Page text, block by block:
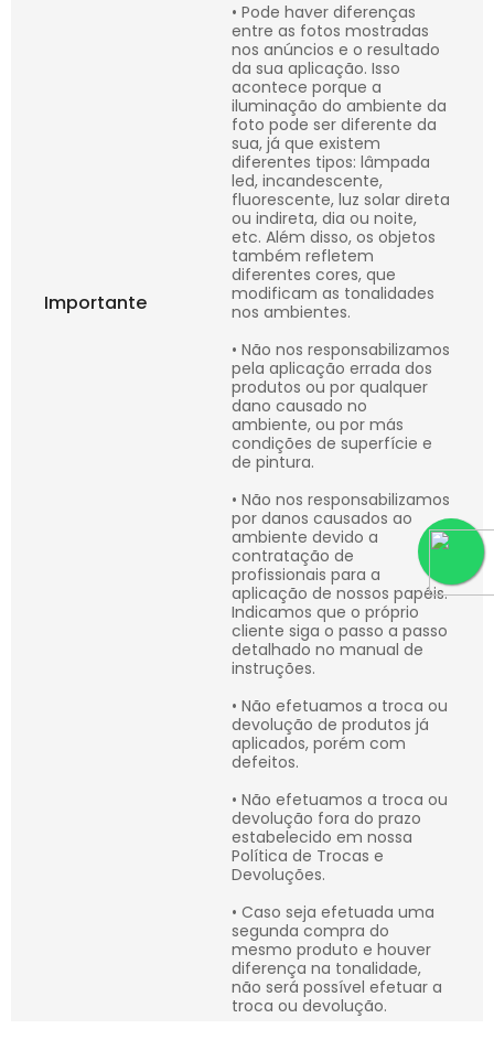
Importante
• Pode haver diferenças
entre as fotos mostradas
nos anúncios e o resultado
da sua aplicação. Isso
acontece porque a
iluminação do ambiente da
foto pode ser diferente da
sua, já que existem
diferentes tipos: lâmpada
led, incandescente,
fluorescente, luz solar direta
ou indireta, dia ou noite,
etc. Além disso, os objetos
também refletem
diferentes cores, que
modificam as tonalidades
nos ambientes.
• Não nos responsabilizamos
pela aplicação errada dos
produtos ou por qualquer
dano causado no
ambiente, ou por más
condições de superfície e
de pintura.
• Não nos responsabilizamos
por danos causados ao
ambiente devido a
contratação de
profissionais para a
aplicação de nossos papéis.
Indicamos que o próprio
cliente siga o passo a passo
detalhado no manual de
instruções.
• Não efetuamos a troca ou
devolução de produtos já
aplicados, porém com
defeitos.
• Não efetuamos a troca ou
devolução fora do prazo
estabelecido em nossa
Política de Trocas e
Devoluções.
• Caso seja efetuada uma
segunda compra do
mesmo produto e houver
diferença na tonalidade,
não será possível efetuar a
troca ou devolução.